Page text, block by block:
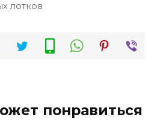
лотков
понравиться